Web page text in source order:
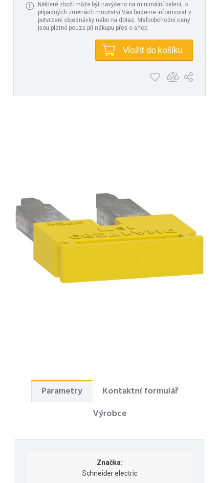
Některé zboží může být navýšeno na minimální balení, o
případných změnách množství Vás budeme informovat v
potvrzení objednávky nebo na dotaz. Maloobchodní ceny
jsou platné pouze při nákupu přes e-shop.
Vložit do košíku
Parametry
Kontaktní formulář
Výrobce
Značka:
Schneider electric